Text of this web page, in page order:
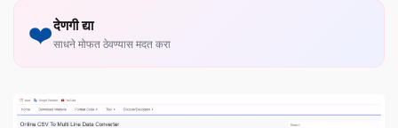
❤️देणगी द्या
साधने मोफत ठेवण्यास मदत करा